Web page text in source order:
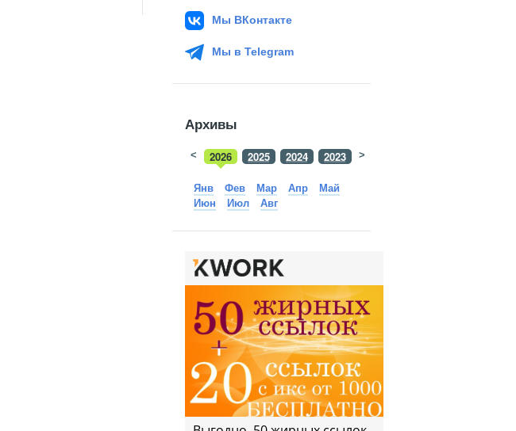
Мы ВКонтакте
Мы в Telegram
Архивы
2026 2025 2024 2023 2022
< >
Янв Фев Мар Апр
Май
Июн
Июл Авг